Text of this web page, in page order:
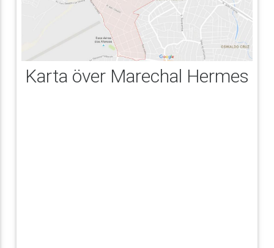
Karta över Marechal Hermes